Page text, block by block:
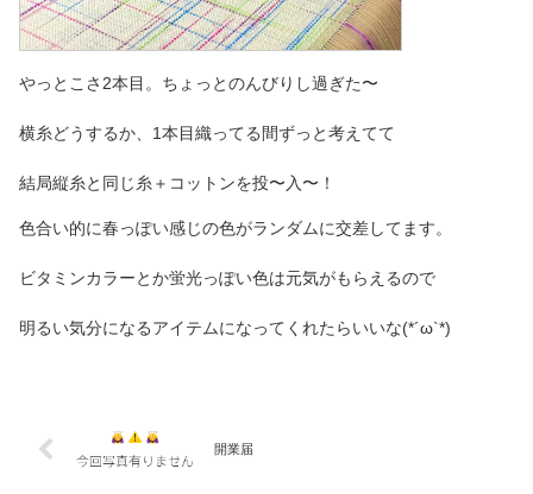
やっとこさ2本目。ちょっとのんびりし過ぎた〜
横糸どうするか、1本目織ってる間ずっと考えてて
結局縦糸と同じ糸＋コットンを投〜入〜！
色合い的に春っぽい感じの色がランダムに交差してます。
ビタミンカラーとか蛍光っぽい色は元気がもらえるので
明るい気分になるアイテムになってくれたらいいな(*´ω`*)
開業届